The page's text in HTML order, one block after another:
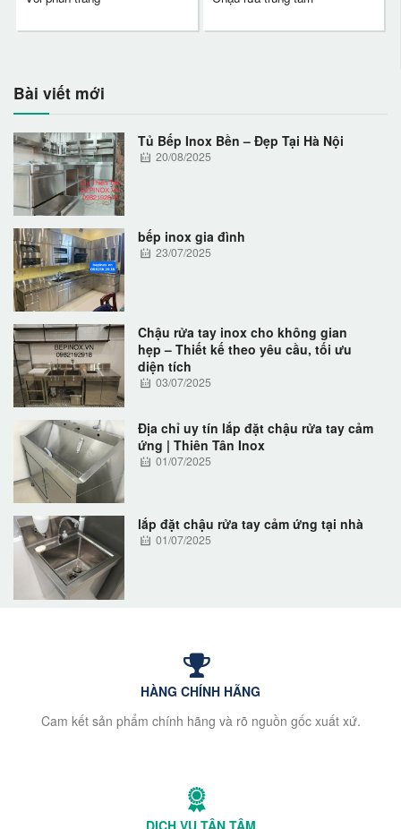
Bài viết mới
Tủ Bếp Inox Bền – Đẹp Tại Hà Nội
20/08/2025
bếp inox gia đình
23/07/2025
Chậu rửa tay inox cho không gian
hẹp – Thiết kế theo yêu cầu, tối ưu
diện tích
03/07/2025
Địa chỉ uy tín lắp đặt chậu rửa tay cảm
ứng | Thiên Tân Inox
01/07/2025
lắp đặt chậu rửa tay cảm ứng tại nhà
01/07/2025
HÀNG CHÍNH HÃNG
Cam kết sản phẩm chính hãng và rõ nguồn gốc xuất xứ.
DỊCH VỤ TẬN TÂM